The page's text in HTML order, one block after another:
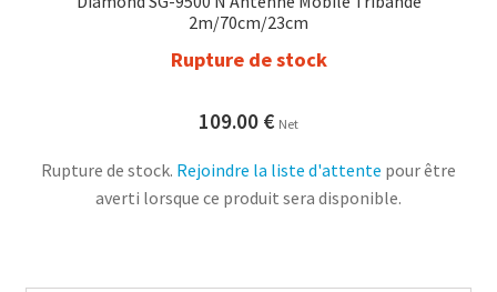
2m/70cm/23cm
Rupture de stock
109.00 € Net
Rupture de stock. Rejoindre la liste d'attente pour être
averti lorsque ce produit sera disponible.